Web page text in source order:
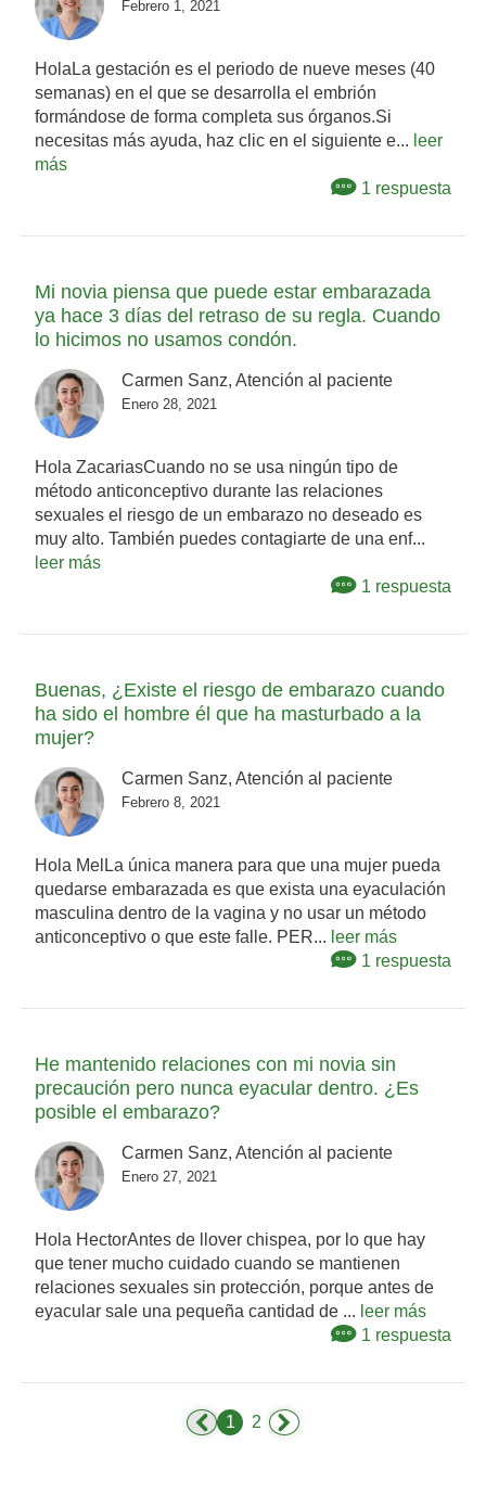
Febrero 1, 2021
HolaLa gestación es el periodo de nueve meses (40
semanas) en el que se desarrolla el embrión
formándose de forma completa sus órganos.Si
necesitas más ayuda, haz clic en el siguiente e... leer
más
1 respuesta
Mi novia piensa que puede estar embarazada
ya hace 3 días del retraso de su regla. Cuando
lo hicimos no usamos condón.
Carmen Sanz, Atención al paciente
Enero 28, 2021
Hola ZacariasCuando no se usa ningún tipo de
método anticonceptivo durante las relaciones
sexuales el riesgo de un embarazo no deseado es
muy alto. También puedes contagiarte de una enf...
leer más
1 respuesta
Buenas, ¿Existe el riesgo de embarazo cuando
ha sido el hombre él que ha masturbado a la
mujer?
Carmen Sanz, Atención al paciente
Febrero 8, 2021
Hola MelLa única manera para que una mujer pueda
quedarse embarazada es que exista una eyaculación
masculina dentro de la vagina y no usar un método
anticonceptivo o que este falle. PER... leer más
1 respuesta
He mantenido relaciones con mi novia sin
precaución pero nunca eyacular dentro. ¿Es
posible el embarazo?
Carmen Sanz, Atención al paciente
Enero 27, 2021
Hola HectorAntes de llover chispea, por lo que hay
que tener mucho cuidado cuando se mantienen
relaciones sexuales sin protección, porque antes de
eyacular sale una pequeña cantidad de ... leer más
1 respuesta
1 2